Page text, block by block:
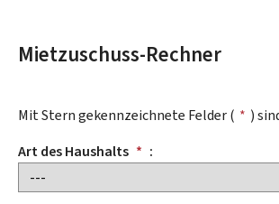
Mietzuschuss-Rechner
Mit Stern gekennzeichnete Felder ( * )
Art des Haushalts * :